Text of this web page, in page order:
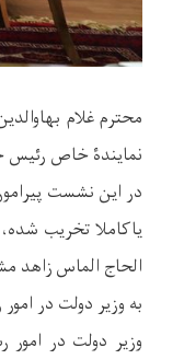
محترم غلام
نمایندۀ خاص رئیس
در این نشست
یاکاملا تخریب
الحاج الماس زاهد
به وزیر دولت در
وزیر دولت در